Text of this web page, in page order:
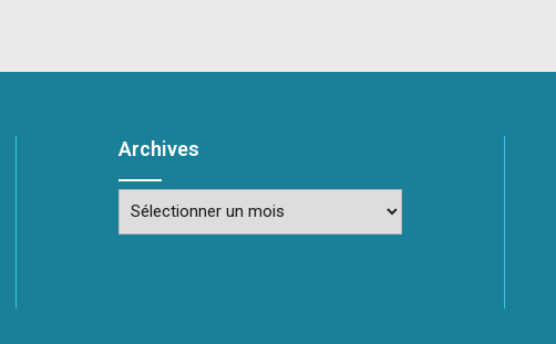
Archives
Archives